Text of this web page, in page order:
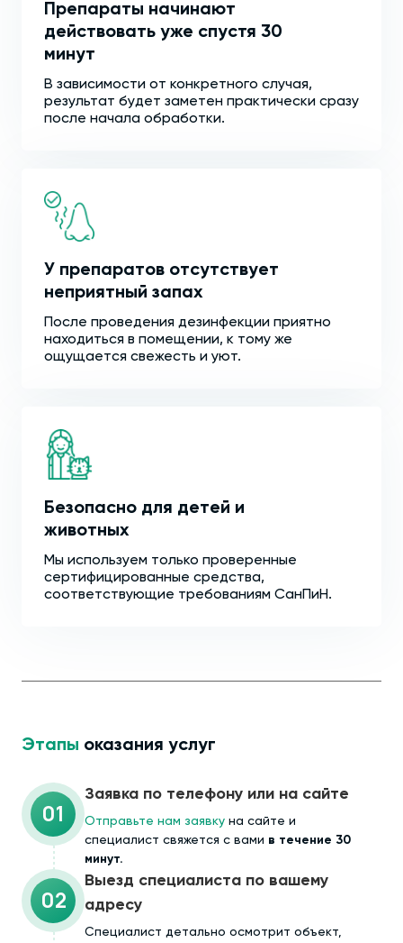
Препараты начинают
действовать уже спустя 30
минут
В зависимости от конкретного случая,
результат будет заметен практически сразу
после начала обработки.
У препаратов отсутствует
неприятный запах
После проведения дезинфекции приятно
находиться в помещении, к тому же
ощущается свежесть и уют.
Безопасно для детей и
животных
Мы используем только проверенные
сертифицированные средства,
соответствующие требованиям СанПиН.
Этапы оказания услуг
01
Заявка по телефону или на сайте
Отправьте нам заявку на сайте и
специалист свяжется с вами в течение 30
минут.
02
Выезд специалиста по вашему
адресу
Cпециалист детально осмотрит объект,